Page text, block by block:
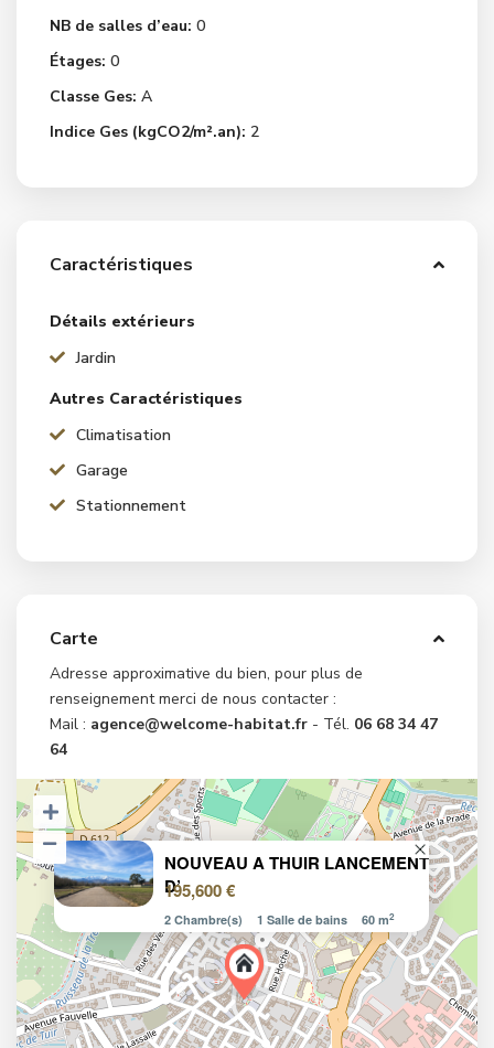
NB de salles d’eau: 0
Étages: 0
Classe Ges: A
Indice Ges (kgCO2/m².an): 2
Caractéristiques
Détails extérieurs
Jardin
Autres Caractéristiques
Climatisation
Garage
Stationnement
Carte
Adresse approximative du bien, pour plus de
renseignement merci de nous contacter :
Mail : agence@welcome-habitat.fr - Tél. 06 68 34 47
64
NOUVEAU A THUIR LANCEMENT
D’
195,600 €
2 Chambre(s) 1 Salle de bains 60 m2